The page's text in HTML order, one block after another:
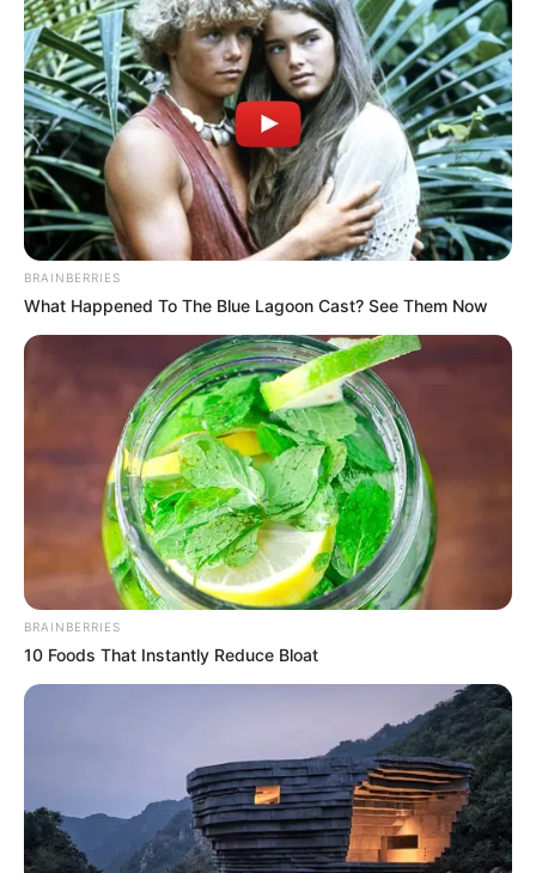
ดูดวงสำหรับคนเกิดวันพฤหัสบดี
ดูดวงสำหรับคนเกิดวันศุกร์
ดูดวงสำหรับคนเกิดวันเสาร์
นักเขียน
อิสฺวาสุ
เชื่อในสิ่งที่เฮ็ด เฮ็ดในสิ่งที่เชื่อ
BRAINBERRIES
What Happened To The Blue Lagoon Cast? See Them Now
BRAINBERRIES
10 Foods That Instantly Reduce Bloat